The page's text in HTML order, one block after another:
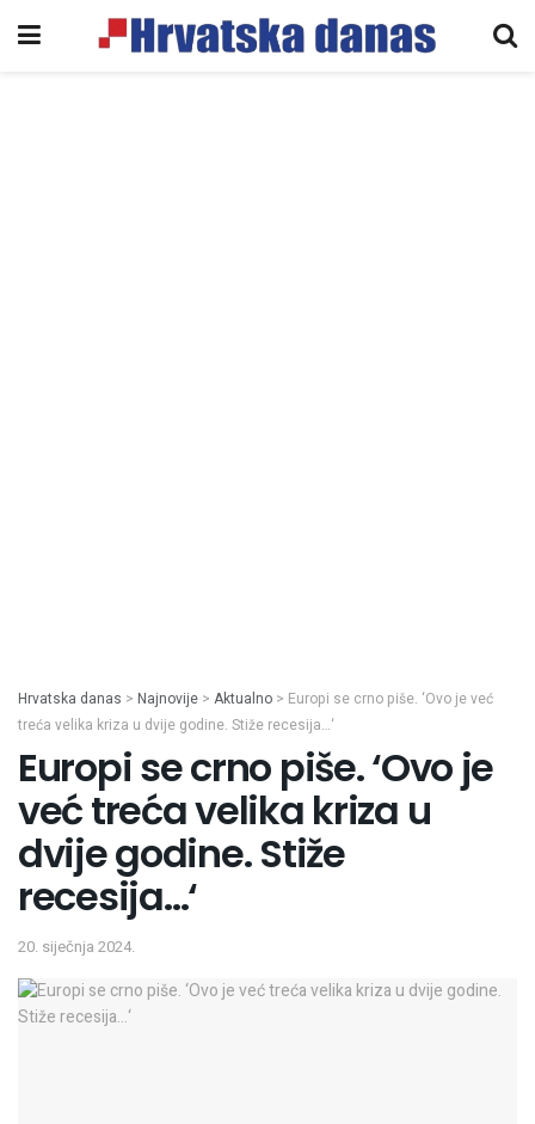
Hrvatska danas > Najnovije > Aktualno > Europi se crno piše. ‘Ovo je već
treća velika kriza u dvije godine. Stiže recesija…‘
Europi se crno piše. ‘Ovo je
već treća velika kriza u
dvije godine. Stiže
recesija…‘
20. siječnja 2024.